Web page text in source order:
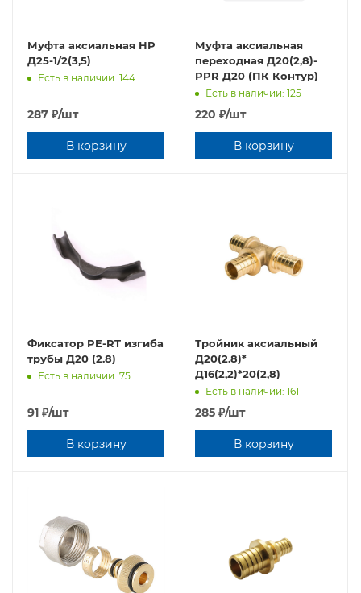
Муфта аксиальная НР
Д25-1/2(3,5)
Есть в наличии: 144
287 ₽/шт
В корзину
Муфта аксиальная
переходная Д20(2,8)-
PPR Д20 (ПК Контур)
Есть в наличии: 125
220 ₽/шт
В корзину
Фиксатор PE-RT изгиба
трубы Д20 (2.8)
Есть в наличии: 75
91 ₽/шт
В корзину
Тройник аксиальный
Д20(2.8)*
Д16(2,2)*20(2,8)
Есть в наличии: 161
285 ₽/шт
В корзину